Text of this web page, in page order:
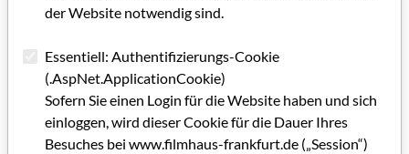
der Website notwendig sind.
Essentiell: Authentifizierungs-Cookie
(.AspNet.ApplicationCookie)
Sofern Sie einen Login für die Website haben und sich
einloggen, wird dieser Cookie für die Dauer Ihres
Besuches bei www.filmhaus-frankfurt.de („Session“)